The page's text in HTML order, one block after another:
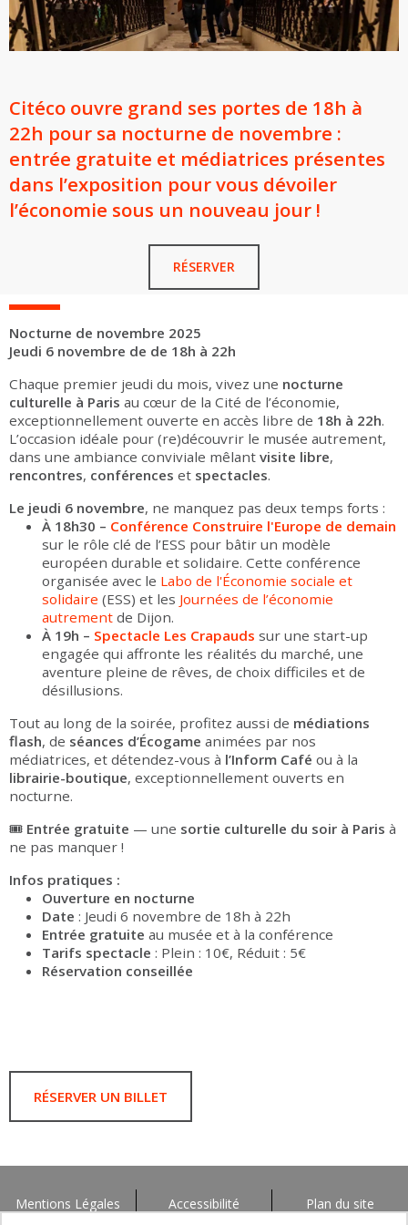
Citéco ouvre grand ses portes de 18h à
22h pour sa nocturne de novembre :
entrée gratuite et médiatrices présentes
dans l’exposition pour vous dévoiler
l’économie sous un nouveau jour !
RÉSERVER
Nocturne de novembre 2025
Jeudi 6 novembre de de 18h à 22h
Chaque premier jeudi du mois, vivez une nocturne
culturelle à Paris au cœur de la Cité de l’économie,
exceptionnellement ouverte en accès libre de 18h à 22h.
L’occasion idéale pour (re)découvrir le musée autrement,
dans une ambiance conviviale mêlant visite libre,
rencontres, conférences et spectacles.
Le jeudi 6 novembre, ne manquez pas deux temps forts :
À 18h30 – Conférence Construire l'Europe de demain
sur le rôle clé de l’ESS pour bâtir un modèle
européen durable et solidaire. Cette conférence
organisée avec le Labo de l'Économie sociale et
solidaire (ESS) et les Journées de l’économie
autrement de Dijon.
À 19h – Spectacle Les Crapauds sur une start-up
engagée qui affronte les réalités du marché, une
aventure pleine de rêves, de choix difficiles et de
désillusions.
Tout au long de la soirée, profitez aussi de médiations
flash, de séances d’Écogame animées par nos
médiatrices, et détendez-vous à l’Inform Café ou à la
librairie-boutique, exceptionnellement ouverts en
nocturne.
🎟️ Entrée gratuite — une sortie culturelle du soir à Paris à
ne pas manquer !
Infos pratiques :
Ouverture en nocturne
Date : Jeudi 6 novembre de 18h à 22h
Entrée gratuite au musée et à la conférence
Tarifs spectacle : Plein : 10€, Réduit : 5€
Réservation conseillée
RÉSERVER UN BILLET
Mentions Légales Accessibilité Plan du site